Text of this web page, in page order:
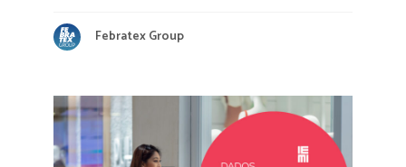
Febratex Group